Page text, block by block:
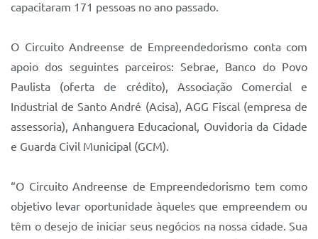
capacitaram 171 pessoas no ano passado.
O Circuito Andreense de Empreendedorismo conta com
apoio dos seguintes parceiros: Sebrae, Banco do Povo
Paulista (oferta de crédito), Associação Comercial e
Industrial de Santo André (Acisa), AGG Fiscal (empresa de
assessoria), Anhanguera Educacional, Ouvidoria da Cidade
e Guarda Civil Municipal (GCM).
“O Circuito Andreense de Empreendedorismo tem como
objetivo levar oportunidade àqueles que empreendem ou
têm o desejo de iniciar seus negócios na nossa cidade. Sua